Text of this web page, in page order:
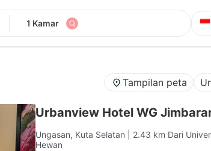
1 Kamar
Tampilan peta
Urbanview Hotel WG
Ungasan, Kuta Selatan
| 2.43 km Dari
Hewan